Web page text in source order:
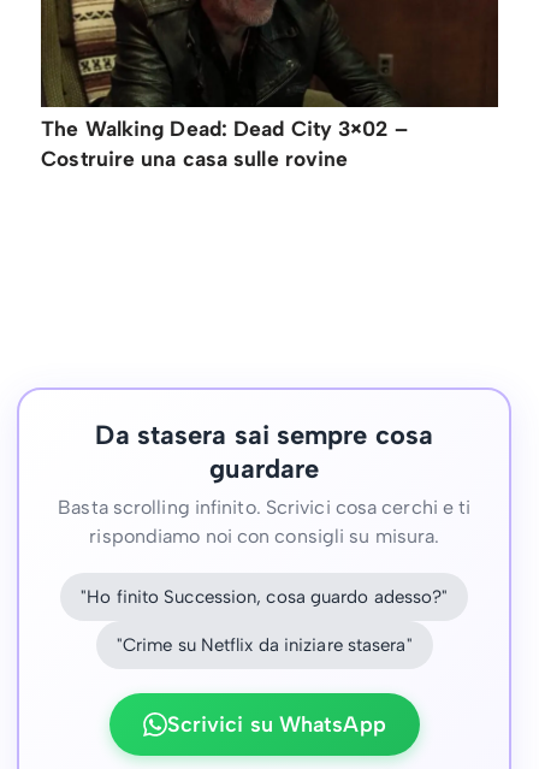
The Walking Dead: Dead City 3×02 –
Costruire una casa sulle rovine
Da stasera sai sempre cosa
guardare
Basta scrolling infinito. Scrivici cosa cerchi e ti
rispondiamo noi con consigli su misura.
"Ho finito Succession, cosa guardo adesso?"
"Crime su Netflix da iniziare stasera"
Scrivici su WhatsApp